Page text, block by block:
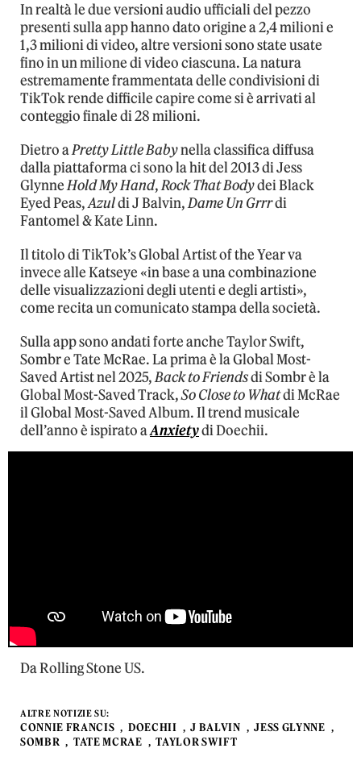
In realtà le due versioni audio ufficiali del pezzo
presenti sulla app hanno dato origine a 2,4 milioni e
1,3 milioni di video, altre versioni sono state usate
fino in un milione di video ciascuna. La natura
estremamente frammentata delle condivisioni di
TikTok rende difficile capire come si è arrivati al
conteggio finale di 28 milioni.
Dietro aPretty Little Babynella classifica diffusa
dalla piattaforma ci sono la hit del 2013 di Jess
GlynneHold My Hand,Rock That Bodydei Black
Eyed Peas,Azuldi J Balvin,Dame Un Grrrdi
Fantomel & Kate Linn.
Il titolo di TikTok’s Global Artist of the Year va
invece alle Katseye «in base a una combinazione
delle visualizzazioni degli utenti e degli artisti»,
come recita un comunicato stampa della società.
Sulla app sono andati forte anche Taylor Swift,
Sombr e Tate McRae. La prima è la Global Most-
Saved Artist nel 2025,Back to Friendsdi Sombr è la
Global Most-Saved Track,So Close to Whatdi McRae
il Global Most-Saved Album. Il trend musicale
dell’anno è ispirato aAnxietydi Doechii.
Da Rolling Stone US.
ALTRE NOTIZIE SU:
CONNIE FRANCIS DOECHII J BALVIN
JESS GLYNNE
SOMBR
TATE MCRAE TAYLOR SWIFT